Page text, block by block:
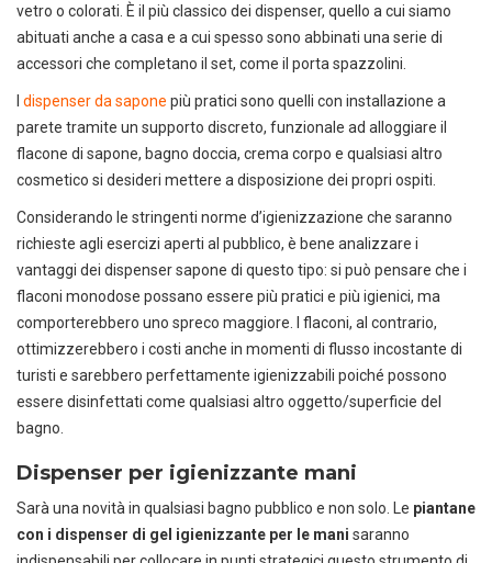
vetro o colorati. È il più classico dei dispenser, quello a cui siamo
abituati anche a casa e a cui spesso sono abbinati una serie di
accessori che completano il set, come il porta spazzolini.
I dispenser da sapone più pratici sono quelli con installazione a
parete tramite un supporto discreto, funzionale ad alloggiare il
flacone di sapone, bagno doccia, crema corpo e qualsiasi altro
cosmetico si desideri mettere a disposizione dei propri ospiti.
Considerando le stringenti norme d’igienizzazione che saranno
richieste agli esercizi aperti al pubblico, è bene analizzare i
vantaggi dei dispenser sapone di questo tipo: si può pensare che i
flaconi monodose possano essere più pratici e più igienici, ma
comporterebbero uno spreco maggiore. I flaconi, al contrario,
ottimizzerebbero i costi anche in momenti di flusso incostante di
turisti e sarebbero perfettamente igienizzabili poiché possono
essere disinfettati come qualsiasi altro oggetto/superficie del
bagno.
Dispenser per igienizzante mani
Sarà una novità in qualsiasi bagno pubblico e non solo. Le piantane
con i dispenser di gel igienizzante per le mani saranno